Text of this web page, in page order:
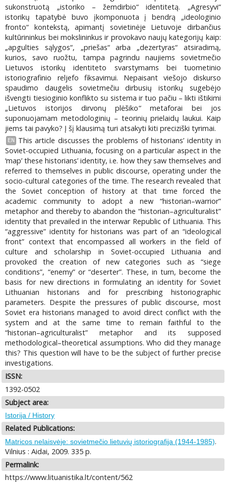
sukonstruotą „istoriko – žemdirbio“ identitetą. „Agresyvi“
istorikų tapatybė buvo įkomponuota į bendrą „ideologinio
fronto“ kontekstą, apimantį sovietinėje Lietuvoje dirbančius
kultūrininkus bei mokslininkus ir provokavo naujų kategorijų kaip:
„apgulties sąlygos“, „priešas“ arba „dezertyras“ atsiradimą,
kurios, savo ruožtu, tampa pagrindu naujiems sovietmečio
Lietuvos istorikų identiteto svarstymams bei tuometinio
istoriografinio reljefo fiksavimui. Nepaisant viešojo diskurso
spaudimo daugelis sovietmečiu dirbusių istorikų sugebėjo
išvengti tiesioginio konflikto su sistema ir tuo pačiu – likti ištikimi
„Lietuvos istorijos dirvonų plėšiko“ metaforai bei jos
suponuojamam metodologinių – teorinių prielaidų laukui. Kaip
jiems tai pavyko? Į šį klausimą turi atsakyti kiti preciziški tyrimai.
EN
This article discusses the problems of historians’ identity in
Soviet-occupied Lithuania, focusing on a particular aspect in the
‘map’ these historians’ identity, i.e. how they saw themselves and
referred to themselves in public discourse, operating under the
socio-cultural categories of the time. The research revealed that
the Soviet conception of history at that time forced the
academic community to adopt a new “historian–warrior”
metaphor and thereby to abandon the “historian–agriculturalist”
identity that prevailed in the interwar Republic of Lithuania. This
“aggressive” identity for historians was part of an “ideological
front” context that encompassed all workers in the field of
culture and scholarship in Soviet-occupied Lithuania and
provoked the creation of new categories such as “siege
conditions”, “enemy” or “deserter”. These, in turn, become the
basis for new directions in formulating an identity for Soviet
Lithuanian historians and for prescribing historiographic
parameters. Despite the pressures of public discourse, most
Soviet era historians managed to avoid direct conflict with the
system and at the same time to remain faithful to the
“historian–agriculturalist” metaphor and its supposed
methodological–theoretical assumptions. Who did they manage
this? This question will have to be the subject of further precise
investigations.
ISSN:
1392-0502
Subject area:
Istorija / History
Related Publications:
Matricos nelaisvėje: sovietmečio lietuvių istoriografija (1944-1985).
Vilnius : Aidai, 2009. 335 p.
Permalink:
https://www.lituanistika.lt/content/562